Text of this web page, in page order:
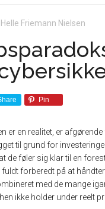
Helle Friemann Nielsen
Pin
er en realitet, er
til grund for
de føler sig klar til en
forberedt på at
med de mange
ikke holder under reelt